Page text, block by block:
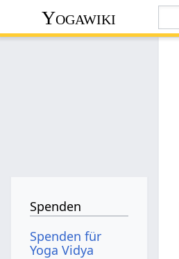
Yogawiki
Spenden
Spenden für
Yoga Vidya